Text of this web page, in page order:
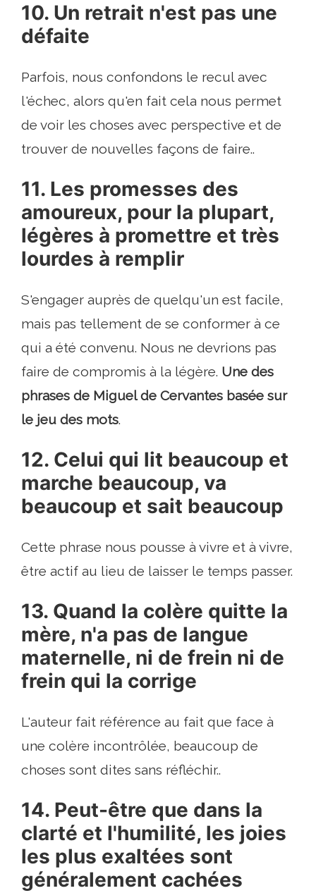
10. Un retrait n'est pas une
défaite
Parfois, nous confondons le recul avec
l'échec, alors qu'en fait cela nous permet
de voir les choses avec perspective et de
trouver de nouvelles façons de faire..
11. Les promesses des
amoureux, pour la plupart,
légères à promettre et très
lourdes à remplir
S'engager auprès de quelqu'un est facile,
mais pas tellement de se conformer à ce
qui a été convenu. Nous ne devrions pas
faire de compromis à la légère. Une des
phrases de Miguel de Cervantes basée sur
le jeu des mots.
12. Celui qui lit beaucoup et
marche beaucoup, va
beaucoup et sait beaucoup
Cette phrase nous pousse à vivre et à vivre,
être actif au lieu de laisser le temps passer.
13. Quand la colère quitte la
mère, n'a pas de langue
maternelle, ni de frein ni de
frein qui la corrige
L'auteur fait référence au fait que face à
une colère incontrôlée, beaucoup de
choses sont dites sans réfléchir..
14. Peut-être que dans la
clarté et l'humilité, les joies
les plus exaltées sont
généralement cachées